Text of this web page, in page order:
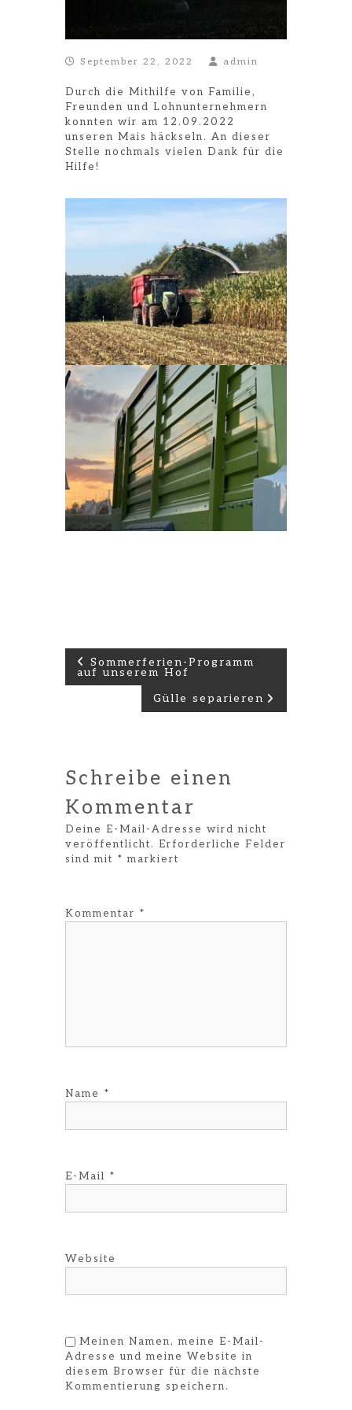
September 22, 2022 admin
Durch die Mithilfe von Familie,
Freunden und Lohnunternehmern
konnten wir am 12.09.2022
unseren Mais häckseln. An dieser
Stelle nochmals vielen Dank für die
Hilfe!
Beitrags-
Navigation
Sommerferien-Programm
auf unserem Hof
Gülle separieren
Schreibe einen
Kommentar
Deine E-Mail-Adresse wird nicht
veröffentlicht. Erforderliche Felder
sind mit * markiert
Kommentar *
Name *
E-Mail *
Website
Meinen Namen, meine E-Mail-
Adresse und meine Website in
diesem Browser für die nächste
Kommentierung speichern.